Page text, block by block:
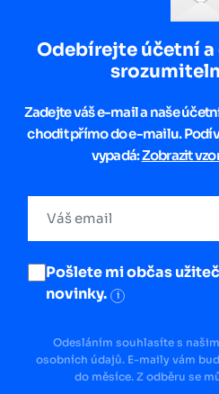
Odebírejte účetní
Zadejte váš e-mail a naše
chodit přímo do e-mailu.
vypadá:Zobrazit
Pošlete mi občas
novinky.
i
Odesláním souhlasíte s
osobních údajů. E-maily vám
do měsíce. Z odběru se